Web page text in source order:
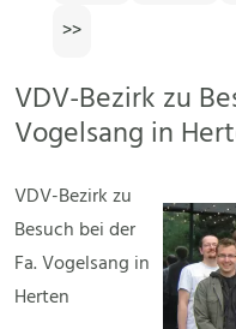
>>
VDV-Bezirk zu
Vogelsang in
VDV-Bezirk zu
Besuch bei der
Fa. Vogelsang in
Herten